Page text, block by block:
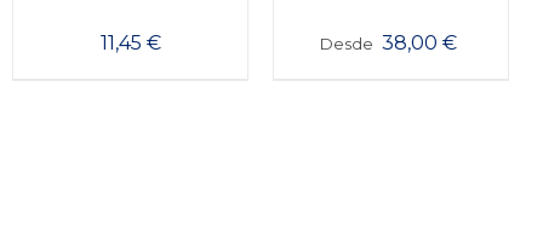
11,45 € Desde 38,00€